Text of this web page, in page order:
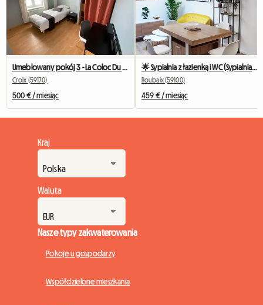
Umeblowany pokój 3 - La Coloc Du Fresnoy
Croix (59170)
500 € / miesiąc
🌟 Sypialnia z łazienką i WC (Sypialnia 2) 🌟
Roubaix (59100)
459 € / miesiąc
Kraj
Waluta
Nasze typy zakwaterowania
Pokoje u gospodarzy
Współdzielone mieszkania